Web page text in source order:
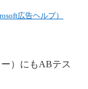
広告ヘルプ）
）にもABテス